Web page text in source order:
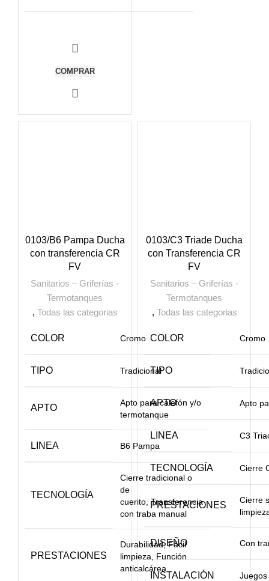
COMPRAR
0103/B6 Pampa Ducha
con transferencia CR
FV
Sanitarios – Griferías -
Termotanques
, Todas las categorias
COLOR Cromo
TIPO Tradicional
APTO
Apto para calefón y/o
termotanque
LINEA B6 Pampa
TECNOLOGÍA
Cierre tradicional o
de
cuerito, Transferencia
con traba manual
PRESTACIONES
Durabilidad, Fácil
limpieza, Función
anticalcárea
0103/C3 Triade Ducha
con Transferencia CR
FV
Sanitarios – Griferías -
Termotanques
, Todas las categorias
COLOR Cromo
TIPO
APTO Apto
LINEA C3
TECNOLOGÍA Cierre
PRESTACIONES
Cierre
DISEÑO Con
INSTALACIÓN